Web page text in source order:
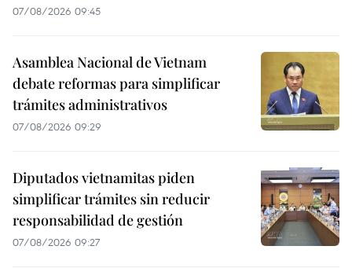
07/08/2026 09:45
Asamblea Nacional de Vietnam
debate reformas para simplificar
trámites administrativos
07/08/2026 09:29
Diputados vietnamitas piden
simplificar trámites sin reducir
responsabilidad de gestión
07/08/2026 09:27